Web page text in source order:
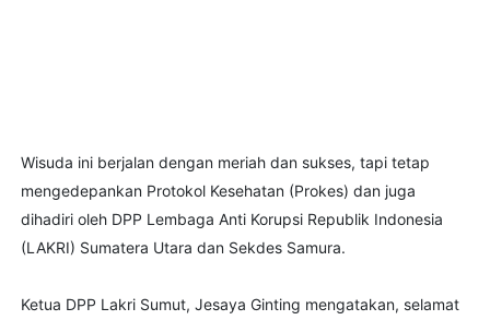
Wisuda ini berjalan dengan meriah dan sukses, tapi tetap
mengedepankan Protokol Kesehatan (Prokes) dan juga
dihadiri oleh DPP Lembaga Anti Korupsi Republik Indonesia
(LAKRI) Sumatera Utara dan Sekdes Samura.
Ketua DPP Lakri Sumut, Jesaya Ginting mengatakan, selamat